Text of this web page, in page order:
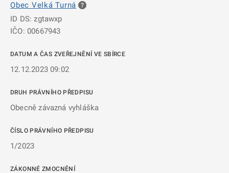
Obec Velká Turná
ID DS: zgtawxp
IČO: 00667943
DATUM A ČAS ZVEŘEJNĚNÍ VE SBÍRCE
12.12.2023 09:02
DRUH PRÁVNÍHO PŘEDPISU
Obecně závazná vyhláška
ČÍSLO PRÁVNÍHO PŘEDPISU
1/2023
ZÁKONNÉ ZMOCNĚNÍ